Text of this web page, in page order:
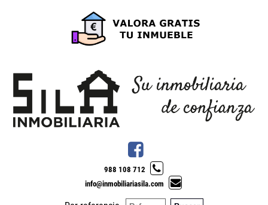
988 108 712
info@inmobiliariasila.com